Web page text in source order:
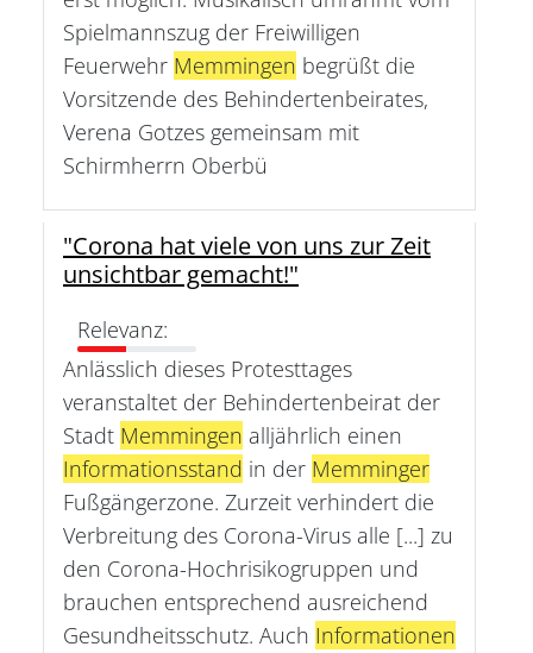
Spielmannszug der Freiwilligen
Feuerwehr Memmingen begrüßt die
Vorsitzende des Behindertenbeirates,
Verena Gotzes gemeinsam mit
Schirmherrn Oberbü
"Corona hat viele von uns zur Zeit
unsichtbar gemacht!"
Relevanz:
Anlässlich dieses Protesttages
veranstaltet der Behindertenbeirat der
Stadt Memmingen alljährlich einen
Informationsstand in der Memminger
Fußgängerzone. Zurzeit verhindert die
Verbreitung des Corona-Virus alle [...] zu
den Corona-Hochrisikogruppen und
brauchen entsprechend ausreichend
Gesundheitsschutz. Auch Informationen